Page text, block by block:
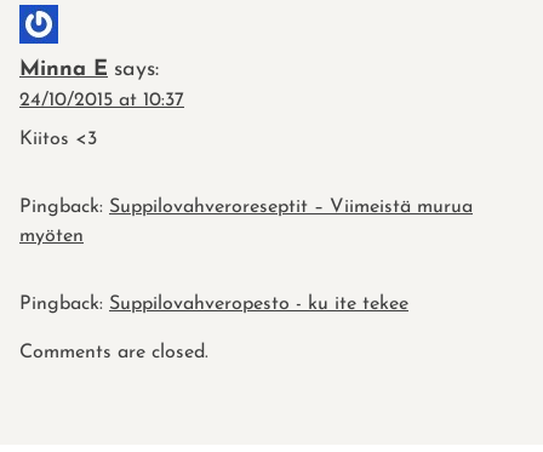
Minna E says:
24/10/2015 at 10:37
Kiitos <3
Pingback: Suppilovahveroreseptit – Viimeistä murua
myöten
Pingback: Suppilovahveropesto - ku ite tekee
Comments are closed.